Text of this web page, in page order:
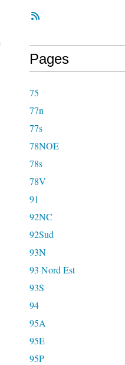
Pages
75
77n
77s
78NOE
78s
78V
91
92NC
92Sud
93N
93 Nord Est
93S
94
95A
95E
95P